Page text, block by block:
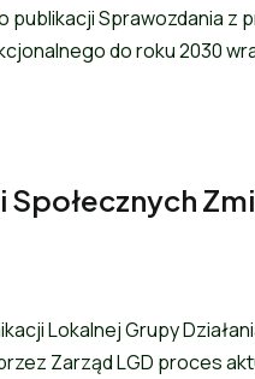
publikacji Sprawozdania
do roku 2030
Lokalnej Grupy
Zarząd LGD proces